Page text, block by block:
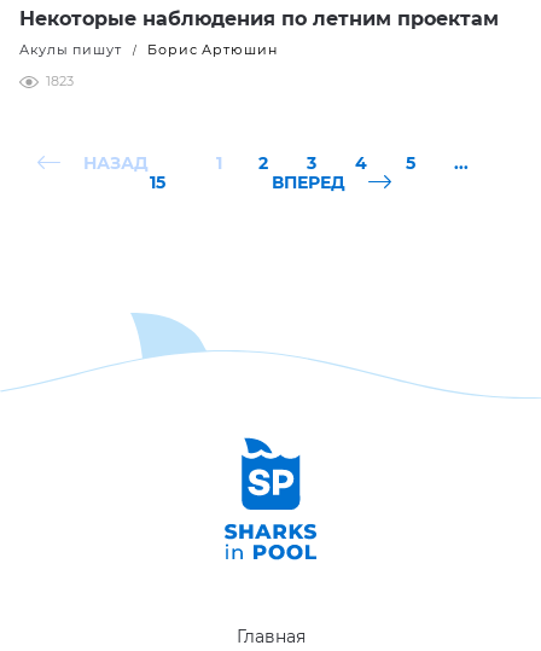
Некоторые наблюдения по летним проектам
Акулы пишут /
Борис Артюшин
1823
НАЗАД 1 2 3 4 5
...
15
ВПЕРЕД
Главная